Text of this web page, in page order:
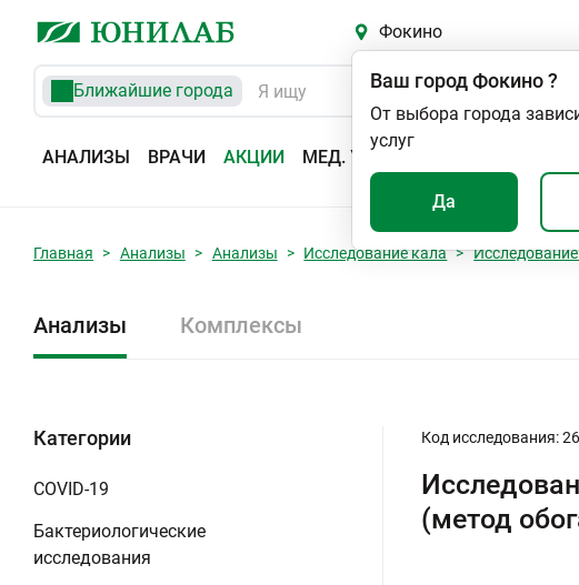
Фокино
Ближайшие города
АНАЛИЗЫ ВРАЧИ АКЦИИ МЕД. УСЛУГИ
Ваш городФокино?
От выбора города
услуг
Да
Главная Анализы Анализы Исследование кала
Анализы Комплексы
Категории
COVID-19
Бактериологические
исследования
Код исследования:
(метод